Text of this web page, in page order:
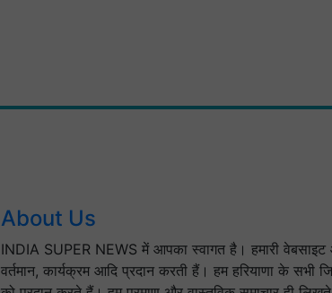
About Us
INDIA SUPER NEWS में आपका स्वागत है। हमारी वेबसाइट
वर्तमान, कार्यक्रम आदि प्रदान करती हैं। हम हरियाणा के सभी